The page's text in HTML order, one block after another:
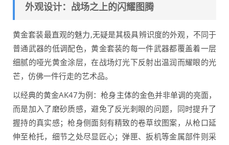
外观设计：战场之上的闪耀图腾
黄金套装最直观的魅力,无疑是其极具辨识度的外观，不同于
普通武器的低调配色，黄金套装的每一件武器都覆盖着一层
细腻的哑光黄金涂层，在战场灯光下反射出温润而耀眼的光
芒，仿佛一件行走的艺术品。
以经典的黄金AK47为例：枪身主体的金色并非单调的亮面，
而是加入了磨砂质感，避免了反光刺眼的问题，同时提升了
握持的真实感；枪身侧面刻有精致的卷草纹图案，从枪口延
伸至枪托，细节之处尽显匠心；弹匣、扳机等金属部件则采